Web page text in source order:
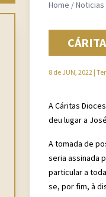
Home /Noticias
8 de JUN, 2022|
A Cáritas
deu lugar a
A tomada de
seria assinada
particular a
se, por fim, à